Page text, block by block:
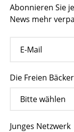
Abonnieren Sie
News mehr
Die Freien Bäcker
Junges Netzwerk